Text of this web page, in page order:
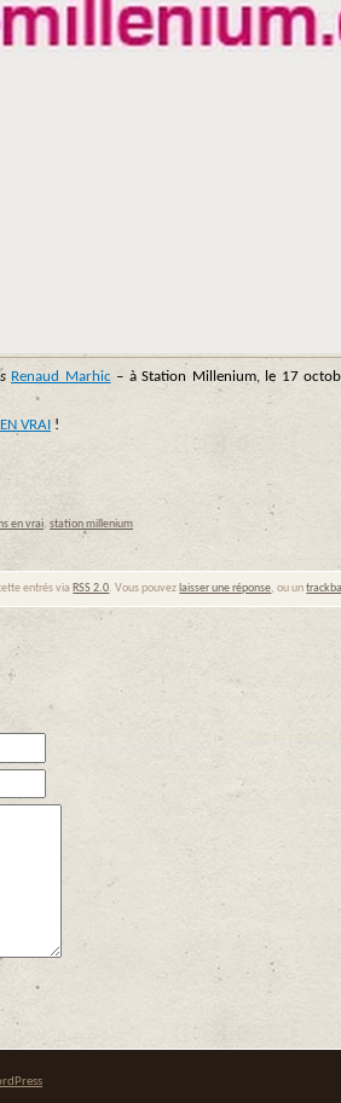
Renaud Marhic – à Station Millenium, le 17
VRAI !
en vrai, station millenium
entrés viaRSS 2.0. Vous pouvezlaisser une réponse, ou un